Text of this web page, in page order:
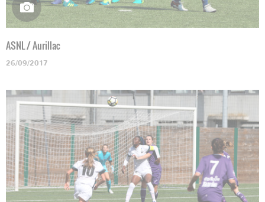
ASNL / Aurillac
26/09/2017